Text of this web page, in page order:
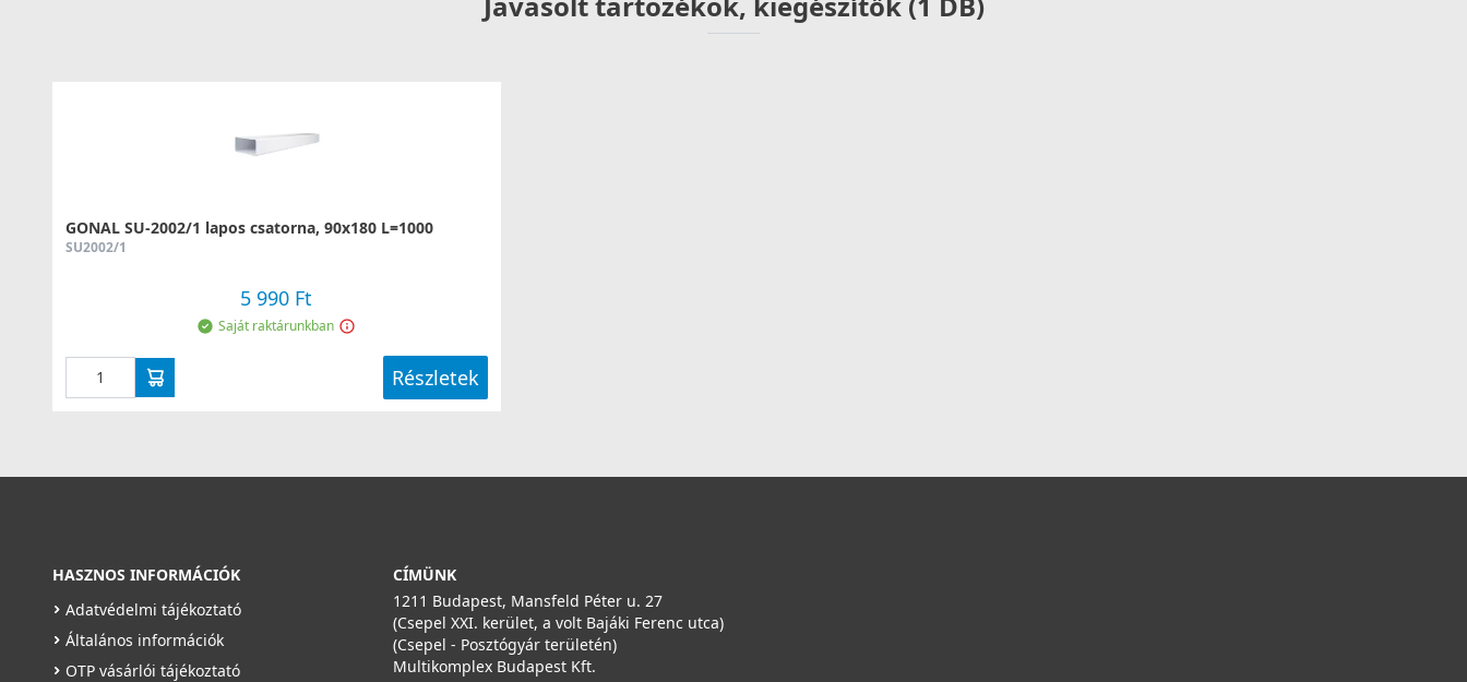
GONAL SU-2002/1 lapos csatorna, 90x180 L=1000
SU2002/1
5 990 Ft
Saját raktárunkban
Részletek
HASZNOS INFORMÁCIÓK
Adatvédelmi tájékoztató
Általános információk
OTP vásárlói tájékoztató
CÍMÜNK
1211 Budapest, Mansfeld Péter u. 27
(Csepel XXI. kerület, a volt Bajáki Ferenc utca)
(Csepel - Posztógyár területén)
Multikomplex Budapest Kft.